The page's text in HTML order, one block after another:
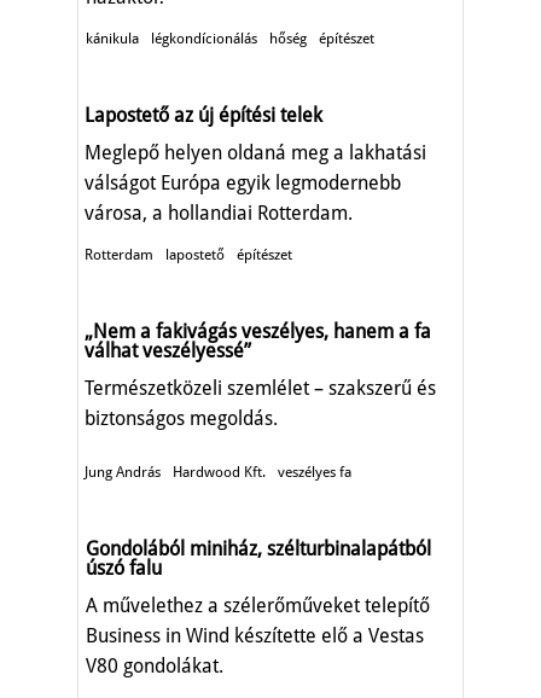
kánikula légkondícionálás hőség építészet
Lapostető az új építési telek
Meglepő helyen oldaná meg a lakhatási
válságot Európa egyik legmodernebb
városa, a hollandiai Rotterdam.
Rotterdam lapostető építészet
„Nem a fakivágás veszélyes, hanem a fa
válhat veszélyessé”
Természetközeli szemlélet – szakszerű és
biztonságos megoldás.
Jung András Hardwood Kft. veszélyes fa
Gondolából miniház, szélturbinalapátból
úszó falu
A művelethez a szélerőműveket telepítő
Business in Wind készítette elő a Vestas
V80 gondolákat.